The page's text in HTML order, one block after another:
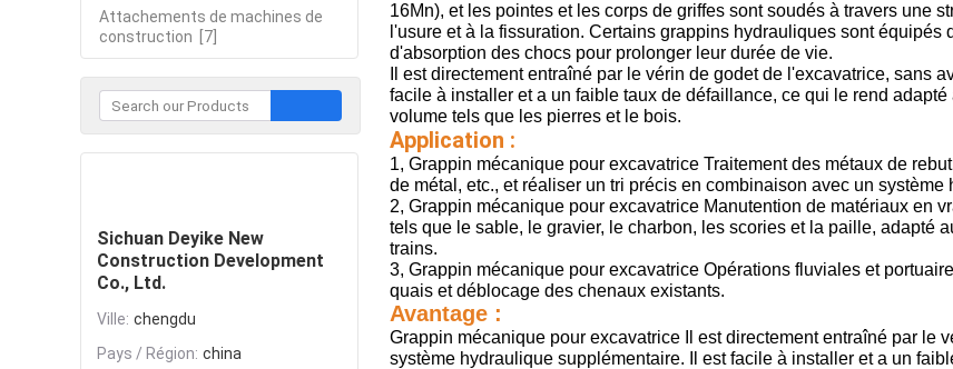
Attachements de machines de
construction [7]
Sichuan Deyike New
Construction Development
Co., Ltd.
Ville: chengdu
Pays / Région: china
16Mn), et les pointes et les corps de griffes sont soudés à travers une
l'usure et à la fissuration. Certains grappins hydrauliques sont
d'absorption des chocs pour prolonger leur durée de vie.
Il est directement entraîné par le vérin de godet de l'excavatrice, sans
facile à installer et a un faible taux de défaillance, ce qui le rend
volume tels que les pierres et le bois.
Application :
1, Grappin mécanique pour excavatrice Traitement des métaux de
de métal, etc., et réaliser un tri précis en combinaison avec un système
2, Grappin mécanique pour excavatrice Manutention de matériaux en
tels que le sable, le gravier, le charbon, les scories et la paille, adapté
trains.
3, Grappin mécanique pour excavatrice Opérations fluviales et
quais et déblocage des chenaux existants.
Avantage :
Grappin mécanique pour excavatrice Il est directement entraîné par le
système hydraulique supplémentaire. Il est facile à installer et a un